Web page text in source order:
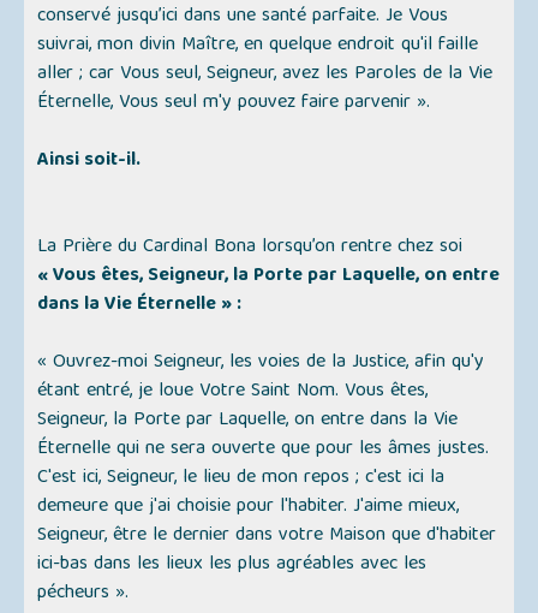
conservé jusqu’ici dans une santé parfaite. Je Vous
suivrai, mon divin Maître, en quelque endroit qu'il faille
aller ; car Vous seul, Seigneur, avez les Paroles de la Vie
Éternelle, Vous seul m'y pouvez faire parvenir ».
Ainsi soit-il.
La Prière du Cardinal Bona lorsqu’on rentre chez soi
« Vous êtes, Seigneur, la Porte par Laquelle, on entre
dans la Vie Éternelle » :
« Ouvrez-moi Seigneur, les voies de la Justice, afin qu'y
étant entré, je loue Votre Saint Nom. Vous êtes,
Seigneur, la Porte par Laquelle, on entre dans la Vie
Éternelle qui ne sera ouverte que pour les âmes justes.
C'est ici, Seigneur, le lieu de mon repos ; c'est ici la
demeure que j'ai choisie pour l'habiter. J'aime mieux,
Seigneur, être le dernier dans votre Maison que d'habiter
ici-bas dans les lieux les plus agréables avec les
pécheurs ».